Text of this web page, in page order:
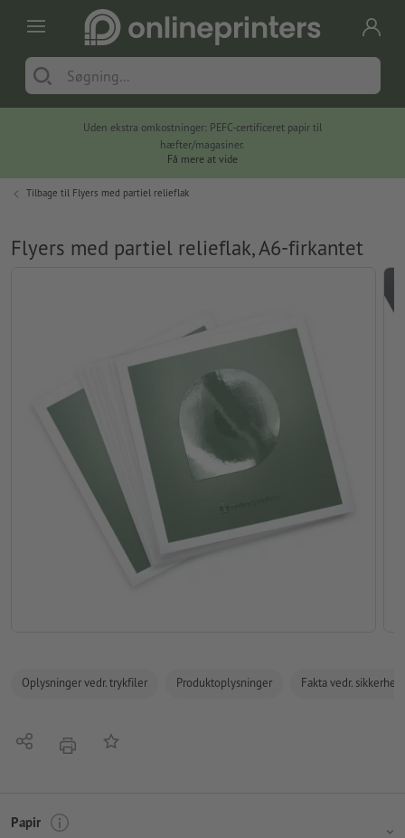
Uden ekstra omkostninger: PEFC-certificeret papir til
hæfter/magasiner.
Få mere at vide
Tilbage til Flyers med partiel relieflak
Flyers med partiel relieflak, A6-firkantet
Oplysninger vedr. trykfiler Produktoplysninger Fakta vedr.
Del tryk Tilføj til huskelisten
Papir